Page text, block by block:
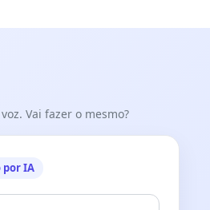
Vai fazer o mesmo?
por IA